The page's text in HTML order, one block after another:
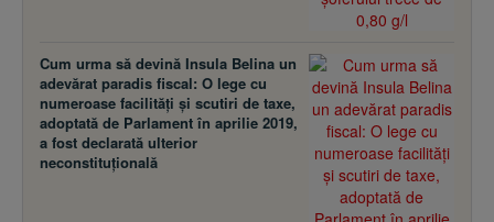
Cum urma să devină Insula Belina un
adevărat paradis fiscal: O lege cu
numeroase facilităţi şi scutiri de taxe,
adoptată de Parlament în aprilie 2019,
a fost declarată ulterior
neconstituţională